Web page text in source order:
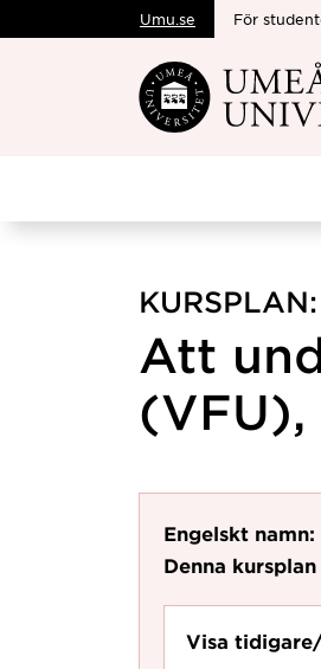
Hoppa direkt till
Umu.se För
KURSPLAN:
Att
(VFU),
Engelskt namn:
Denna
Visa